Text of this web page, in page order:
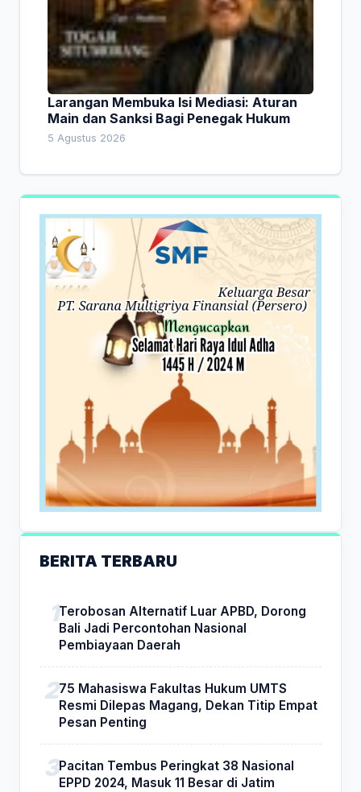
Larangan Membuka Isi Mediasi: Aturan
Main dan Sanksi Bagi Penegak Hukum
5 Agustus 2026
BERITA TERBARU
Terobosan Alternatif Luar APBD, Dorong
Bali Jadi Percontohan Nasional
Pembiayaan Daerah
75 Mahasiswa Fakultas Hukum UMTS
Resmi Dilepas Magang, Dekan Titip Empat
Pesan Penting
Pacitan Tembus Peringkat 38 Nasional
EPPD 2024, Masuk 11 Besar di Jatim